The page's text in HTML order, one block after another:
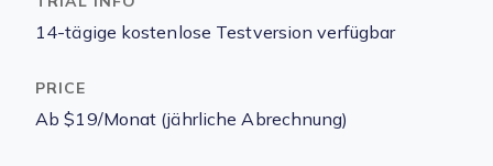
14-tägige kostenlose Testversion verfügbar
Ab $19/Monat (jährliche Abrechnung)